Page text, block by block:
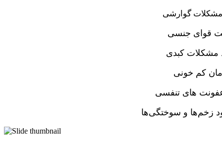
مشکلات گوارشی
قوای جنسی
مشکلات کبدی
کم خونی
های تنفسی
زخم‌ها و سوختگی‌ها